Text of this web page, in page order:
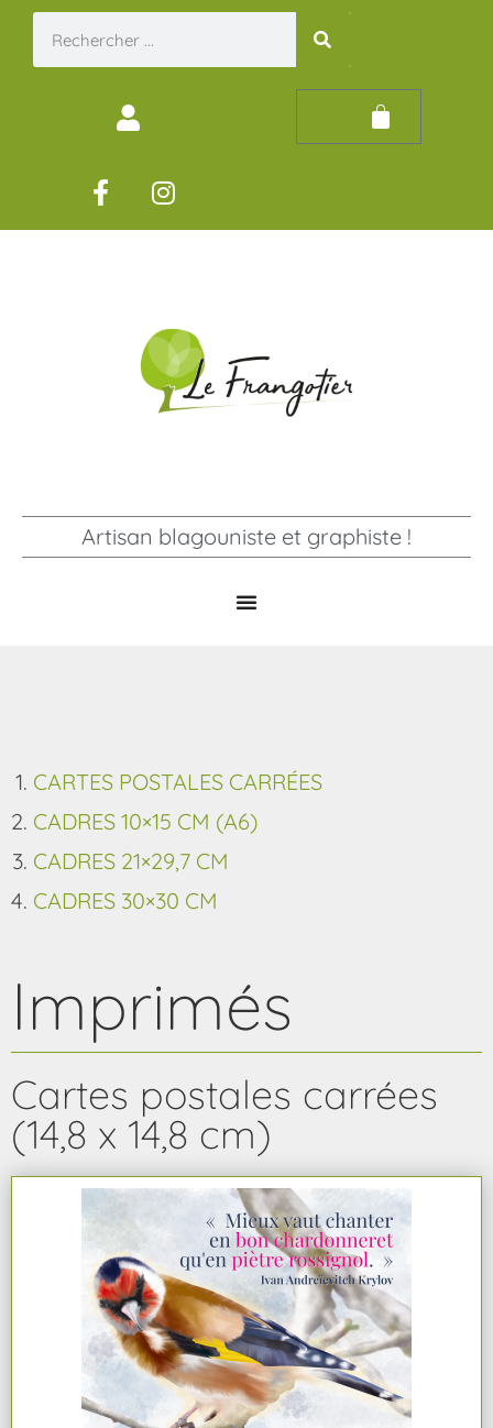
Artisan blagouniste et graphiste !
CARTES POSTALES CARRÉES
CADRES 10×15 CM (A6)
CADRES 21×29,7 CM
CADRES 30×30 CM
Imprimés
Cartes postales carrées
(14,8 x 14,8 cm)